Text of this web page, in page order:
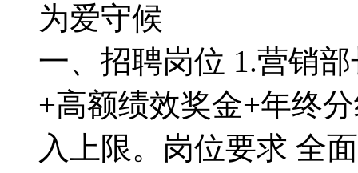
为爱守候
一、招聘岗位 1.营销
+高额绩效奖金+年终
入上限。岗位要求 全